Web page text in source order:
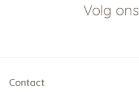
Volg ons
Contact